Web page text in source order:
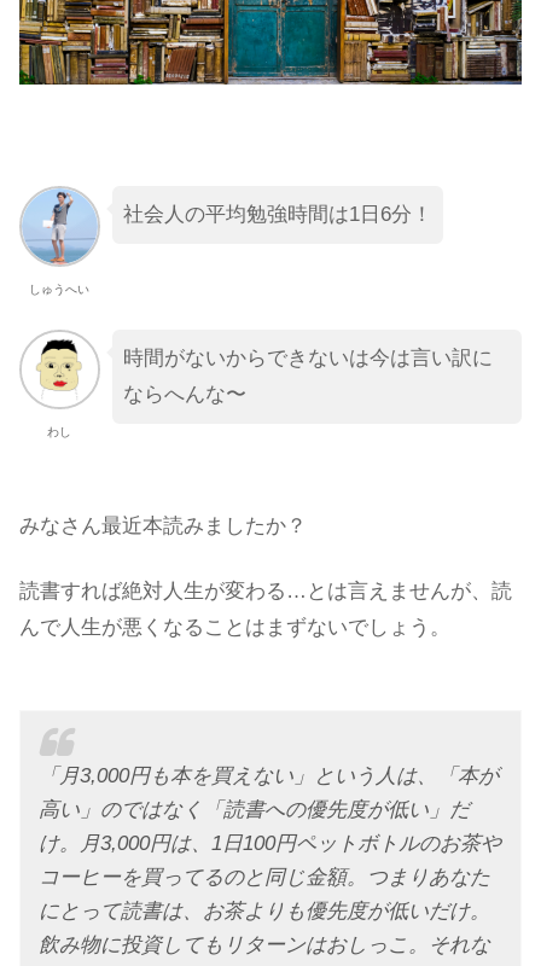
しゅうへい
社会人の平均勉強時間は1日6分！
わし
時間がないからできないは今は言い訳に
ならへんな〜
みなさん最近本読みましたか？
読書すれば絶対人生が変わる…とは言えませんが、読
んで人生が悪くなることはまずないでしょう。
「月3,000円も本を買えない」という人は、「本が
高い」のではなく「読書への優先度が低い」だ
け。月3,000円は、1日100円ペットボトルのお茶や
コーヒーを買ってるのと同じ金額。つまりあなた
にとって読書は、お茶よりも優先度が低いだけ。
飲み物に投資してもリターンはおしっこ。それな